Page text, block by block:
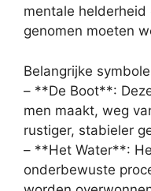
mentale
genomen moeten
Belangrijke
– **De Boot**:
men maakt, weg
rustiger, stabieler
– **Het Water**:
onderbewuste